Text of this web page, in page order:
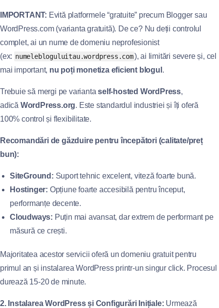
IMPORTANT: Evită platformele “gratuite” precum Blogger sau
WordPress.com (varianta gratuită). De ce? Nu deții controlul
complet, ai un nume de domeniu neprofesionist
(ex: numelebloguluitau.wordpress.com), ai limitări severe și, cel
mai important, nu poți monetiza eficient blogul .
Trebuie să mergi pe variantaself-hosted WordPress,
adică WordPress.org. Este standardul industriei și îți oferă
100% control și flexibilitate.
Recomandări de găzduire pentru începători (calitate/preț
bun):
SiteGround: Suport tehnic excelent, viteză foarte bună.
Hostinger: Opțiune foarte accesibilă pentru început,
performanțe decente.
Cloudways: Puțin mai avansat, dar extrem de performant pe
măsură ce crești.
Majoritatea acestor servicii oferă un domeniu gratuit pentru
primul an și instalarea WordPress printr-un singur click. Procesul
durează 15-20 de minute.
2. Instalarea WordPress și Configurări Inițiale: Urmează